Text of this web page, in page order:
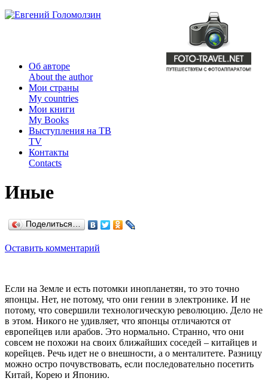
Об авторе
About the author
Мои страны
My countries
Мои книги
My Books
Выступления на ТВ
TV
Контакты
Contacts
Иные
Поделиться…
Оставить комментарий
Если на Земле и есть потомки инопланетян, то это точно
японцы. Нет, не потому, что они гении в электронике. И не
потому, что совершили технологическую революцию. Дело не
в этом. Никого не удивляет, что японцы отличаются от
европейцев или арабов. Это нормально. Странно, что они
совсем не похожи на своих ближайших соседей – китайцев и
корейцев. Речь идет не о внешности, а о менталитете. Разницу
можно остро почувствовать, если последовательно посетить
Китай, Корею и Японию.